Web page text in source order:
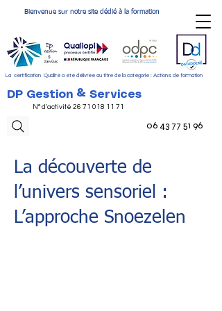
Bienvenue sur notre site dédié à la formation
La certification Qualité a été délivrée au titre de la catégorie : Actions de formation
N° d'activité 26 71 018 11 71
06 43 77 51 96
DP Gestion & Services
La découverte de
l’univers sensoriel :
L’approche Snoezelen